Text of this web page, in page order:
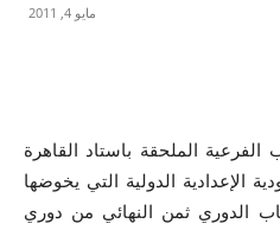
مايو 4, 2011
الملحقة باستاد القاهرة
الإعدادية الدولية التي يخوضها
الدوري ثمن النهائي من دوري